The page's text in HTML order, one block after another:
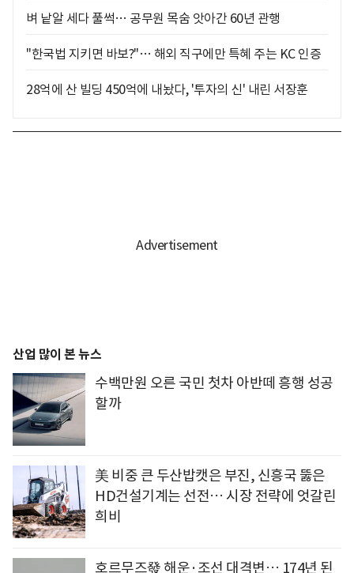
벼 낱알 세다 풀썩… 공무원 목숨 앗아간 60년 관행
"한국법 지키면 바보?"… 해외 직구에만 특혜 주는 KC 인증
28억에 산 빌딩 450억에 내놨다, '투자의 신' 내린 서장훈
산업 많이 본 뉴스
수백만원 오른 국민 첫차 아반떼 흥행 성공
할까
美 비중 큰 두산밥캣은 부진, 신흥국 뚫은
HD건설기계는 선전… 시장 전략에 엇갈린
희비
호르무즈發 해운·조선 대격변… 174년 된